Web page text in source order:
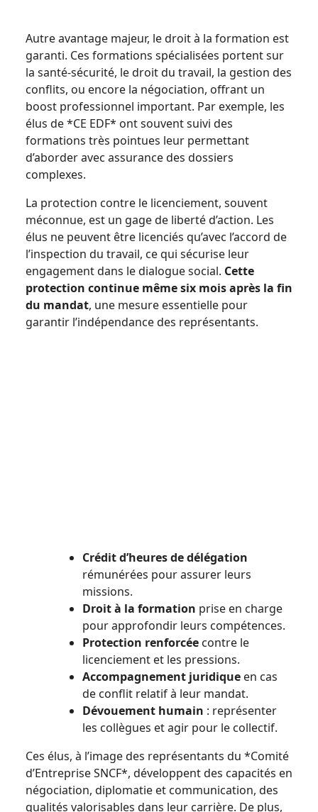
Autre avantage majeur, le droit à la formation est
garanti. Ces formations spécialisées portent sur
la santé-sécurité, le droit du travail, la gestion des
conflits, ou encore la négociation, offrant un
boost professionnel important. Par exemple, les
élus de *CE EDF* ont souvent suivi des
formations très pointues leur permettant
d’aborder avec assurance des dossiers
complexes.
La protection contre le licenciement, souvent
méconnue, est un gage de liberté d’action. Les
élus ne peuvent être licenciés qu’avec l’accord de
l’inspection du travail, ce qui sécurise leur
engagement dans le dialogue social. Cette
protection continue même six mois après la fin
du mandat, une mesure essentielle pour
garantir l’indépendance des représentants.
Crédit d’heures de délégation
rémunérées pour assurer leurs
missions.
Droit à la formation prise en charge
pour approfondir leurs compétences.
Protection renforcée contre le
licenciement et les pressions.
Accompagnement juridique en cas
de conflit relatif à leur mandat.
Dévouement humain : représenter
les collègues et agir pour le collectif.
Ces élus, à l’image des représentants du *Comité
d’Entreprise SNCF*, développent des capacités en
négociation, diplomatie et communication, des
qualités valorisables dans leur carrière. De plus,